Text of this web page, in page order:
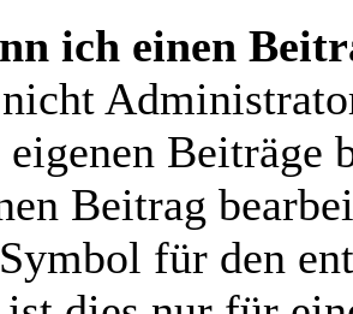
ich einen
Beiträge
Beitrag
für den